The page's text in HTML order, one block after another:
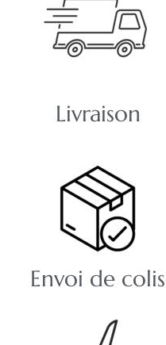
Livraison
Envoi de colis